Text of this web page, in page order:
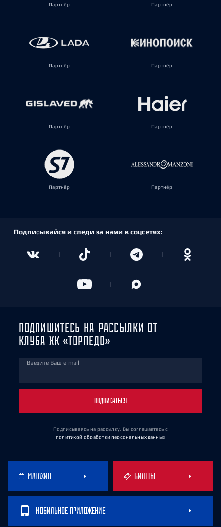
Партнёр Партнёр
Партнёр Партнёр
Партнёр Партнёр
Партнёр Партнёр
Подписывайся и следи за нами в соцсетях:
ПОДПИШИТЕСЬ НА РАССЫЛКИ ОТ
КЛУБА ХК «ТОРПЕДО»
Введите Ваш e-mail
ПОДПИСАТЬСЯ
Подписываясь на рассылку, Вы соглашаетесь с
политикой обработки персональных данных
МАГАЗИН БИЛЕТЫ
МОБИЛЬНОЕ ПРИЛОЖЕНИЕ